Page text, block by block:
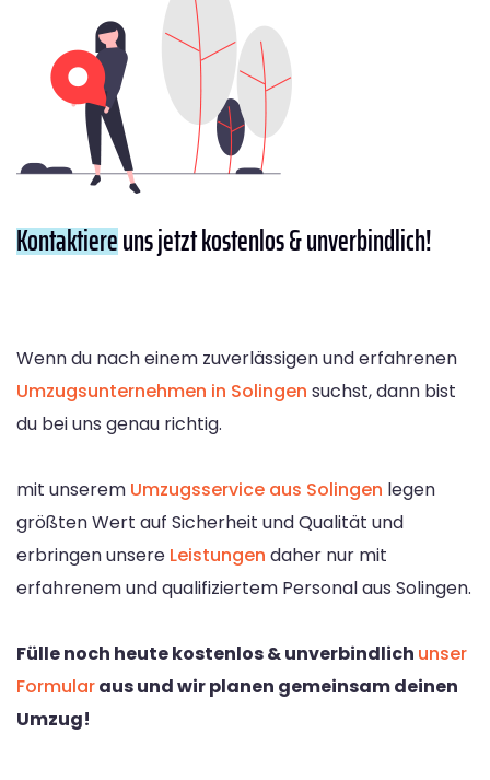
Kontaktiereuns jetzt kostenlos & unverbindlich!
Wenn du nach einem zuverlässigen und erfahrenen
Umzugsunternehmen in Solingen suchst, dann bist
du bei uns genau richtig.
mit unserem Umzugsservice aus Solingen legen
größten Wert auf Sicherheit und Qualität und
erbringen unsere Leistungen daher nur mit
erfahrenem und qualifiziertem Personal aus Solingen.
Fülle noch heute kostenlos & unverbindlich unser
Formularaus und wir planen gemeinsam deinen
Umzug!